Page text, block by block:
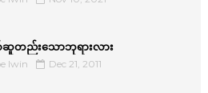
တည်းသောဘုရားလား
lwin Dec 21, 2011